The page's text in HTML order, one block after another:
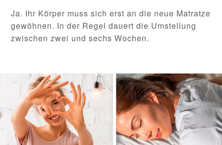
Ja. Ihr Körper muss sich erst an die neue Matratze
gewöhnen. In der Regel dauert die Umstellung
zwischen zwei und sechs Wochen.